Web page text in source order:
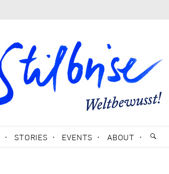
STORIES EVENTS ABOUT